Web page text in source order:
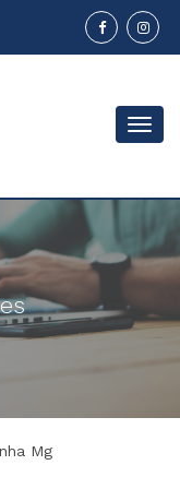
Menu
Mg